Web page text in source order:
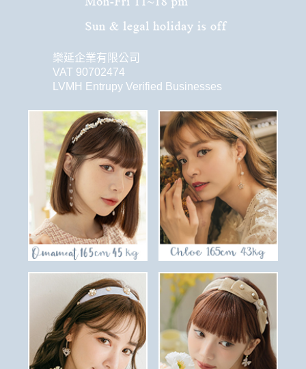
樂延企業有限公司
VAT 90702474
LVMH Entrupy Verified Businesses